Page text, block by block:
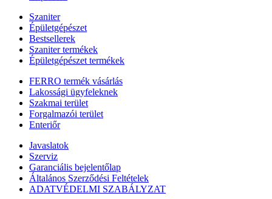
Szaniter
Épületgépészet
Bestsellerek
Szaniter termékek
Épületgépészet termékek
FERRO termék vásárlás
Lakossági ügyfeleknek
Szakmai terület
Forgalmazói terület
Enteriőr
Javaslatok
Szerviz
Garanciális bejelentőlap
Általános Szerződési Feltételek
ADATVÉDELMI SZABÁLYZAT